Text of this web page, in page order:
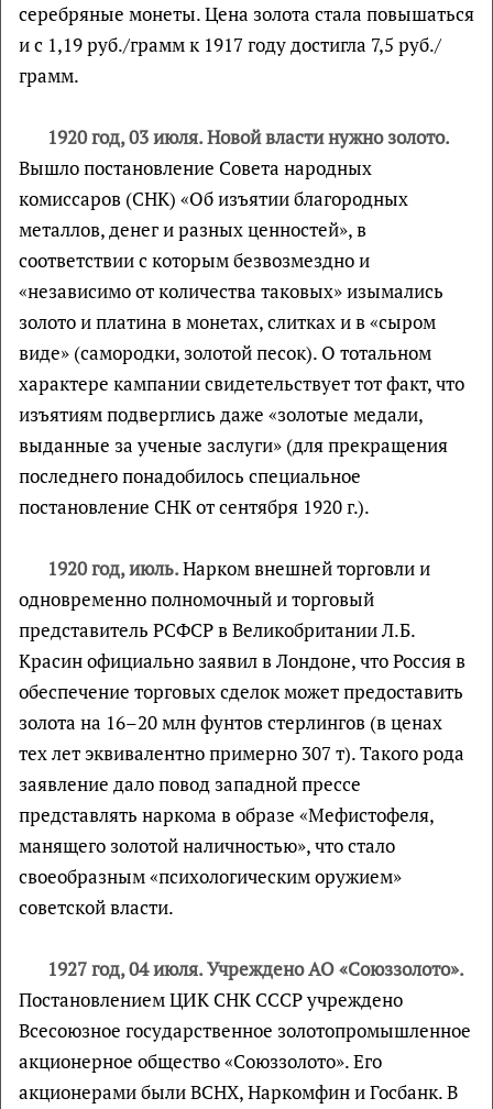
серебряные монеты. Цена золота стала повышаться
и с 1,19 руб./грамм к 1917 году достигла 7,5 руб./
грамм.
1920 год, 03 июля. Новой власти нужно золото.
Вышло постановление Совета народных
комиссаров (СНК) «Об изъятии благородных
металлов, денег и разных ценностей», в
соответствии с которым безвозмездно и
«независимо от количества таковых» изымались
золото и платина в монетах, слитках и в «сыром
виде» (самородки, золотой песок). О тотальном
характере кампании свидетельствует тот факт, что
изъятиям подверглись даже «золотые медали,
выданные за ученые заслуги» (для прекращения
последнего понадобилось специальное
постановление СНК от сентября 1920 г.).
1920 год, июль.Нарком внешней торговли и
одновременно полномочный и торговый
представитель РСФСР в Великобритании Л.Б.
Красин официально заявил в Лондоне, что Россия в
обеспечение торговых сделок может предоставить
золота на 16–20 млн фунтов стерлингов (в ценах
тех лет эквивалентно примерно 307 т). Такого рода
заявление дало повод западной прессе
представлять наркома в образе «Мефистофеля,
манящего золотой наличностью», что стало
своеобразным «психологическим оружием»
советской власти.
1927 год, 04 июля. Учреждено АО «Союззолото».
Постановлением ЦИК СНК СССР учреждено
Всесоюзное государственное золотопромышленное
акционерное общество «Союззолото». Его
акционерами были ВСНХ, Наркомфин и Госбанк. В